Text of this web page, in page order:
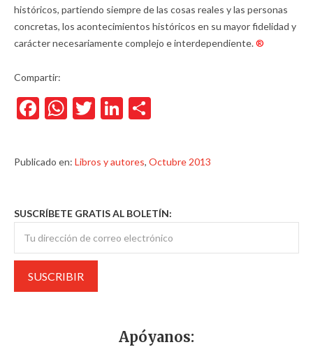
históricos, partiendo siempre de las cosas reales y las personas
concretas, los acontecimientos históricos en su mayor fidelidad y
carácter necesariamente complejo e interdependiente.®
Compartir:
Facebook
WhatsApp
TwitterLinkedIn
Publicado en: Libros y autores, Octubre 2013
SUSCRÍBETE GRATIS AL BOLETÍN:
Apóyanos: